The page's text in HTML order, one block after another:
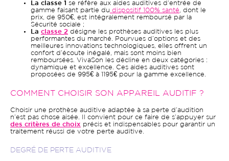
La classe 1 se réfère aux aides auditives d‘entrée de
gamme faisant partie du dispositif 100% santé , dont le
prix, de 950€, est intégralement remboursé par la
Sécurité sociale ;
La classe 2 désigne les prothèses auditives les plus
performantes du marché. Pourvues d’options et des
meilleures innovations technologiques, elles offrent un
confort d’écoute inégalé, mais sont moins bien
remboursées. VivaSon les décline en deux catégories :
dynamique et excellence. Ces aides auditives sont
proposées de 995€ à 1195€ pour la gamme excellence.
COMMENT CHOISIR SON APPAREIL AUDITIF ?
Choisir une prothèse auditive adaptée à sa perte d’audition
n’est pas chose aisée. Il convient pour ce faire de s’appuyer sur
des critères de choix précis et indispensables pour garantir un
traitement réussi de votre perte auditive.
DEGRÉ DE PERTE AUDITIVE